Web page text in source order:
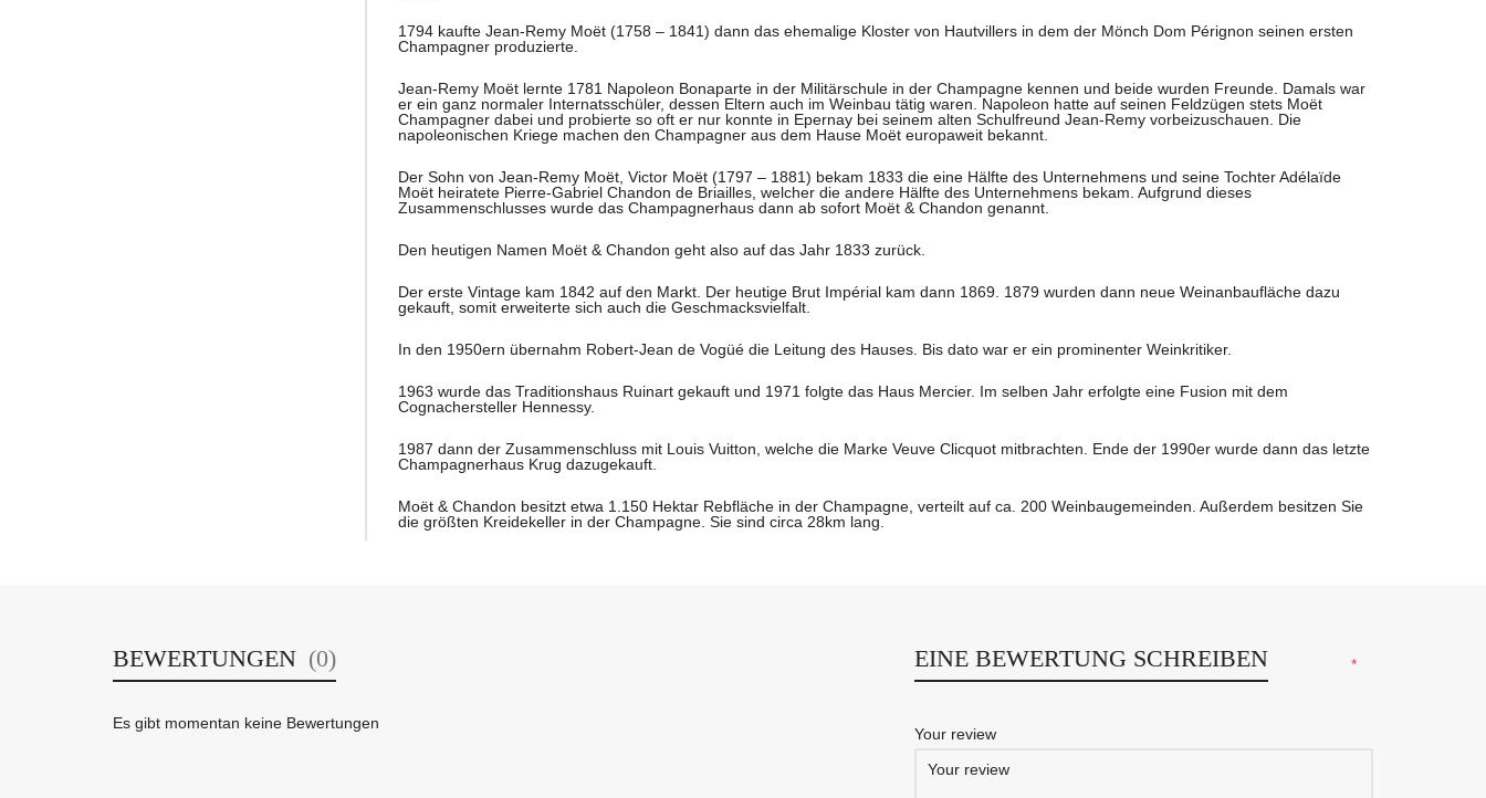
1794 kaufte Jean-Remy Moët (1758 – 1841) dann das ehemalige Kloster von Hautvillers in dem der Mönch Dom Pérignon seinen ersten
Champagner produzierte.
Jean-Remy Moët lernte 1781 Napoleon Bonaparte in der Militärschule in der Champagne kennen und beide wurden Freunde. Damals war
er ein ganz normaler Internatsschüler, dessen Eltern auch im Weinbau tätig waren. Napoleon hatte auf seinen Feldzügen stets Moët
Champagner dabei und probierte so oft er nur konnte in Epernay bei seinem alten Schulfreund Jean-Remy vorbeizuschauen. Die
napoleonischen Kriege machen den Champagner aus dem Hause Moët europaweit bekannt.
Der Sohn von Jean-Remy Moët, Victor Moët (1797 – 1881) bekam 1833 die eine Hälfte des Unternehmens und seine Tochter Adélaïde
Moët heiratete Pierre-Gabriel Chandon de Briailles, welcher die andere Hälfte des Unternehmens bekam. Aufgrund dieses
Zusammenschlusses wurde das Champagnerhaus dann ab sofort Moët & Chandon genannt.
Den heutigen Namen Moët & Chandon geht also auf das Jahr 1833 zurück.
Der erste Vintage kam 1842 auf den Markt. Der heutige Brut Impérial kam dann 1869. 1879 wurden dann neue Weinanbaufläche dazu
gekauft, somit erweiterte sich auch die Geschmacksvielfalt.
In den 1950ern übernahm Robert-Jean de Vogüé die Leitung des Hauses. Bis dato war er ein prominenter Weinkritiker.
1963 wurde das Traditionshaus Ruinart gekauft und 1971 folgte das Haus Mercier. Im selben Jahr erfolgte eine Fusion mit dem
Cognachersteller Hennessy.
1987 dann der Zusammenschluss mit Louis Vuitton, welche die Marke Veuve Clicquot mitbrachten. Ende der 1990er wurde dann das letzte
Champagnerhaus Krug dazugekauft.
Moët & Chandon besitzt etwa 1.150 Hektar Rebfläche in der Champagne, verteilt auf ca. 200 Weinbaugemeinden. Außerdem besitzen Sie
die größten Kreidekeller in der Champagne. Sie sind circa 28km lang.
BEWERTUNGEN (0)
Es gibt momentan keine Bewertungen
EINE BEWERTUNG SCHREIBEN
Your review
*